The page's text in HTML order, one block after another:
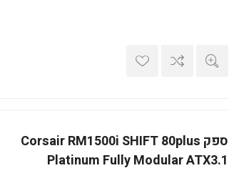
ספק Corsair RM1500i SHIFT 80plus
Platinum Fully Modular ATX3.1